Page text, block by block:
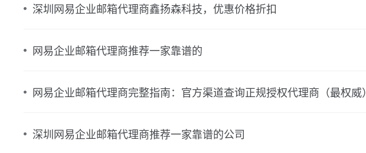
深圳网易企业邮箱代理商鑫扬森科技，优惠价格折扣
网易企业邮箱代理商推荐一家靠谱的
网易企业邮箱代理商完整指南：官方渠道查询正规授权代理商（最权威）
深圳网易企业邮箱代理商推荐一家靠谱的公司